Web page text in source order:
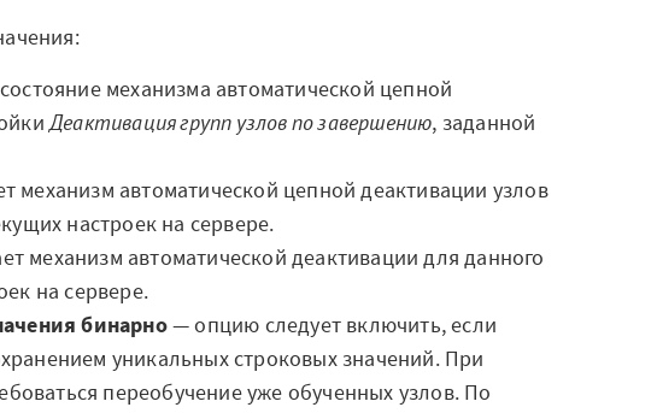
механизма автоматической цепной
Деактивация групп узлов по завершению, заданной
механизм автоматической цепной деактивации узлов
настроек на сервере.
механизм автоматической деактивации для данного
на сервере.
бинарно— опцию следует включить, если
уникальных строковых значений. При
переобучение уже обученных узлов. По